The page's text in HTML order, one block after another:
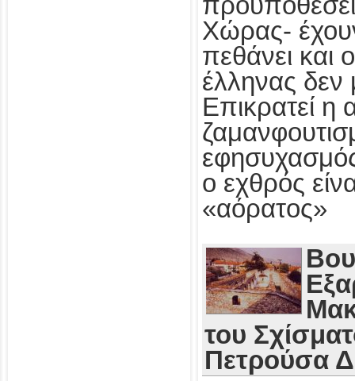
Χώρας-
πεθάνει και
έλληνας δεν
Επικρατεί η
ο εχθρός
«αόρατος»
του
Πετρούσα